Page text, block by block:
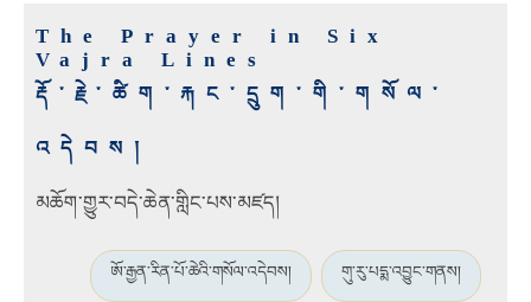
The Prayer in Six
Vajra Lines
རྡོ་རྗེ་ཚིག་རྐང་དྲུག་གི་གསོལ་
འདེབས།
མཆོག་གྱུར་བདེ་ཆེན་གླིང་པས་མཛད།
ཨོ་རྒྱན་རིན་པོ་ཆེའི་གསོལ་འདེབས། གུ་རུ་པདྨ་འབྱུང་གནས།